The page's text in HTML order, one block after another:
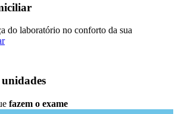
do laboratório no conforto da sua
fazem o exame